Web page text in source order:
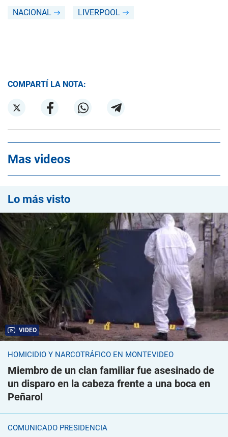
NACIONAL LIVERPOOL
COMPARTÍ LA NOTA:
Mas videos
Lo más visto
VIDEO
HOMICIDIO Y NARCOTRÁFICO EN MONTEVIDEO
Miembro de un clan familiar fue asesinado de
un disparo en la cabeza frente a una boca en
Peñarol
COMUNICADO PRESIDENCIA